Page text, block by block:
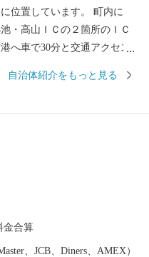
しています。 町内に
・高山ＩＣの２箇所のＩＣ
へ車で30分と交通アクセス
恐竜の歯の化石が発見され
る「吉無田高原」や毎分８t
地域資源を活用し、生産者
、「御船のいさぎ」。“いさ
」を表す熊本弁。 御船町の風
自治体紹介をもっと見る
金合算
、JCB、Diners、AMEX）